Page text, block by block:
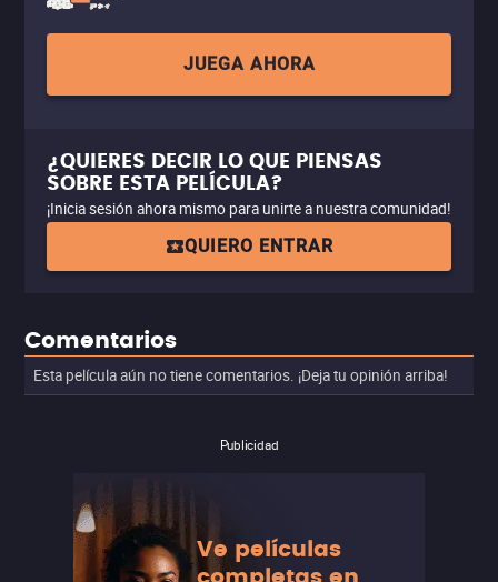
JUEGA AHORA
¿QUIERES DECIR LO QUE PIENSAS
SOBRE ESTA PELÍCULA?
¡Inicia sesión ahora mismo para unirte a nuestra comunidad!
QUIERO ENTRAR
Comentarios
Esta película aún no tiene comentarios. ¡Deja tu opinión arriba!
Publicidad
Ve películas